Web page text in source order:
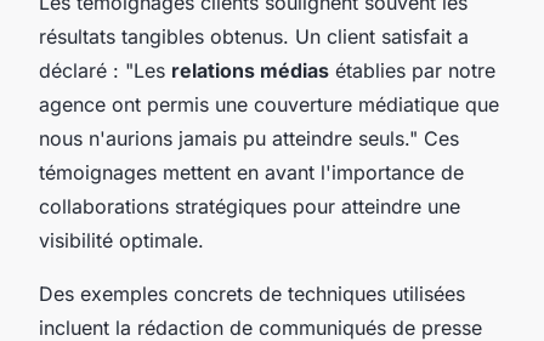
résultats tangibles obtenus. Un client satisfait a
déclaré : "Les relations médias établies par notre
agence ont permis une couverture médiatique que
nous n'aurions jamais pu atteindre seuls." Ces
témoignages mettent en avant l'importance de
collaborations stratégiques pour atteindre une
visibilité optimale.
Des exemples concrets de techniques utilisées
incluent la rédaction de communiqués de presse